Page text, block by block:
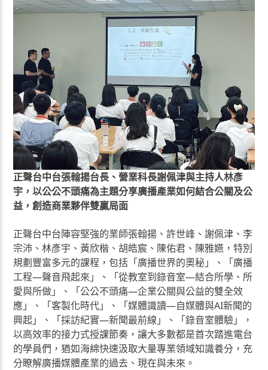
正聲台中台張翰揚台長、營業科長謝佩津與主持人林彥
宇，以公公不頭痛為主題分享廣播產業如何結合公關及公
益，創造商業夥伴雙贏局面
正聲台中台陣容堅強的業師張翰揚、許世峰、謝佩津、李
宗沛、林彥宇、黃欣楷、胡皓宸、陳佑君、陳雅嬿，特別
規劃豐富多元的課程，包括「廣播世界的奧秘」、「廣播
工程—聲音飛起來」、「從教室到錄音室—結合所學、所
愛與所做」、「公公不頭痛—企業公關與公益的雙全效
應」、「客製化時代」、「媒體識讀—自媒體與AI新聞的
興起」、「採訪紀實—新聞最前線」、「錄音室體驗」，
以高效率的接力式授課節奏，讓大多數都是首次踏進電台
的學員們，猶如海綿快速汲取大量專業領域知識養分，充
分瞭解廣播媒體產業的過去、現在與未來。